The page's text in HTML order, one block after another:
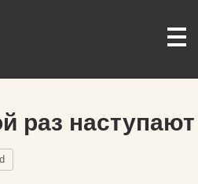
раз наступают